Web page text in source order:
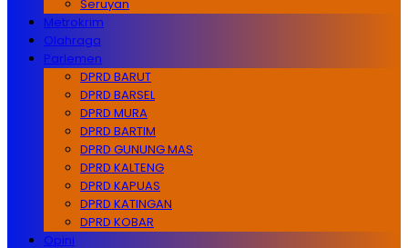
Seruyan
Metrokrim
Olahraga
Parlemen
DPRD BARUT
DPRD BARSEL
DPRD MURA
DPRD BARTIM
DPRD GUNUNG MAS
DPRD KALTENG
DPRD KAPUAS
DPRD KATINGAN
DPRD KOBAR
Opini